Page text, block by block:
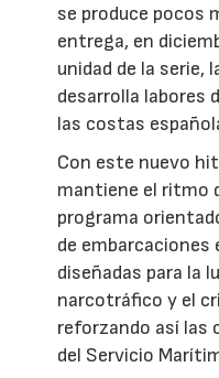
se produce pocos
entrega, en
unidad de la serie,
desarrolla labores
las costas
Con este nuevo
mantiene el ritmo
programa
de
diseñadas para la
narcotráfico y el
reforzando así las
del Servicio